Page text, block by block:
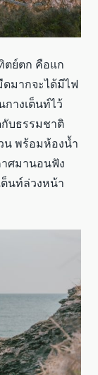
ย์ตก คือแก
มากจะได้มีไฟ
างเต็นท์ไว้
บธรรมชาติ
น พร้อมห้องน้ำ
ศมานอนฟัง
ต็นท์ล่วงหน้า